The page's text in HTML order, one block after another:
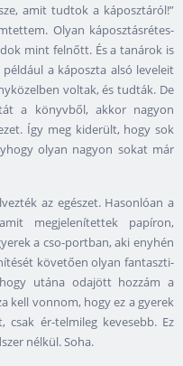
amit tudtok a káposztáról!”
Olyan káposztásrétes-
mint felnőtt. És a tanárok is
a káposzta alsó leveleit
voltak, és tudták. De
a könyvből, akkor nagyon
Így meg kiderült, hogy sok
olyan nagyon sokat már
az egészet. Hasonlóan a
megjelenítettek papíron,
a cso-portban, aki enyhén
követően olyan fantaszti-
utána odajött hozzám a
kell vonnom, hogy ez a gyerek
csak ér-telmileg kevesebb. Ez
nélkül. Soha.